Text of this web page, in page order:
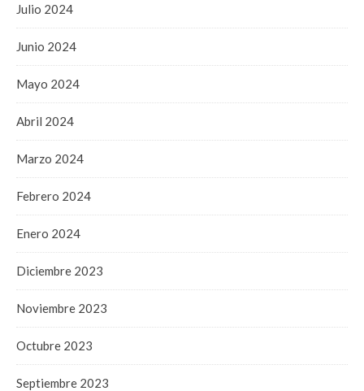
Julio 2024
Junio 2024
Mayo 2024
Abril 2024
Marzo 2024
Febrero 2024
Enero 2024
Diciembre 2023
Noviembre 2023
Octubre 2023
Septiembre 2023